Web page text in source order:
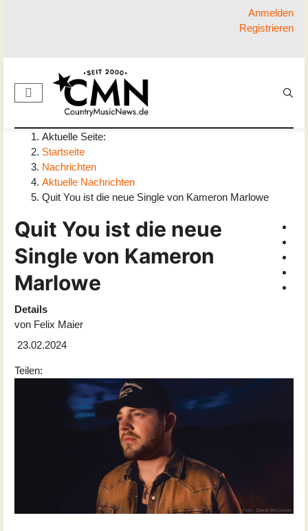
Anmelden
Registrieren
Aktuelle Seite:
Startseite
Nachrichten
Aktuelle Nachrichten
Quit You ist die neue Single von Kameron Marlowe
Quit You ist die neue
Single von Kameron
Marlowe
Details
von Felix Maier
23.02.2024
Teilen: